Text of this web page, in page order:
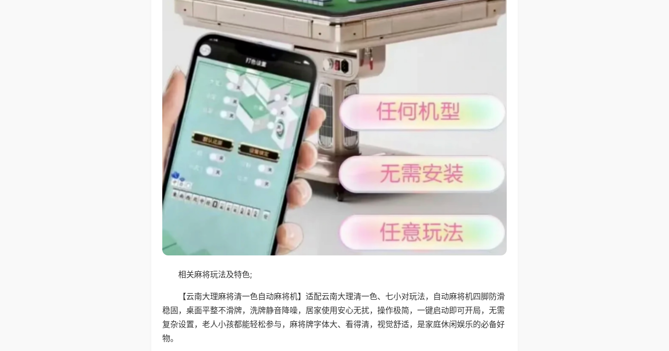
相关麻将玩法及特色;
【云南大理麻将清一色自动麻将机】适配云南大理清一色、七小对玩法，自动麻将机四脚防滑
稳固，桌面平整不滑牌，洗牌静音降噪，居家使用安心无扰，操作极简，一键启动即可开局，无需
复杂设置，老人小孩都能轻松参与，麻将牌字体大、看得清，视觉舒适，是家庭休闲娱乐的必备好
物。